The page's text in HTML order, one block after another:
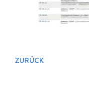
ZURÜCK